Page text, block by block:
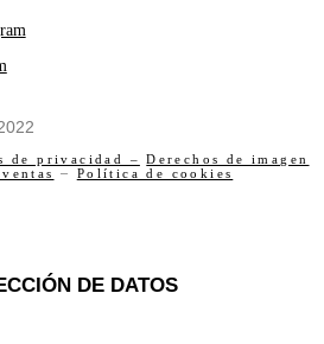
de privacidad –
Derechos de imagen
– Política de cookies
DE DATOS